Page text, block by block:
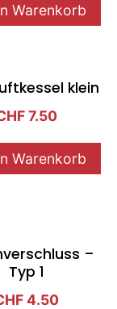
Warenkorb
klein
7.50
Warenkorb
–
Typ 1
4.50